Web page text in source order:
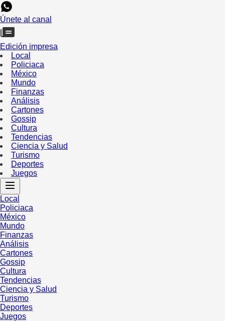
Únete al canal
Edición impresa
Local
Policiaca
México
Mundo
Finanzas
Análisis
Cartones
Gossip
Cultura
Tendencias
Ciencia y Salud
Turismo
Deportes
Juegos
Local
Policiaca
México
Mundo
Finanzas
Análisis
Cartones
Gossip
Cultura
Tendencias
Ciencia y Salud
Turismo
Deportes
Juegos